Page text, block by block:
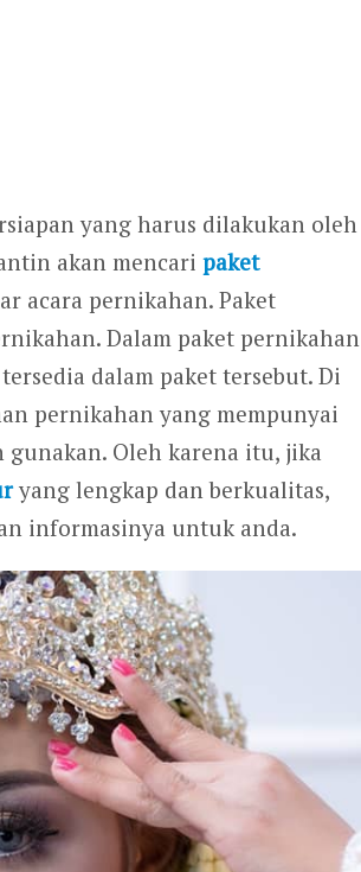
yang harus dilakukan oleh
akan mencari paket
acara pernikahan. Paket
Dalam paket pernikahan
dalam paket tersebut. Di
pernikahan yang mempunyai
Oleh karena itu, jika
yang lengkap dan berkualitas,
informasinya untuk anda.